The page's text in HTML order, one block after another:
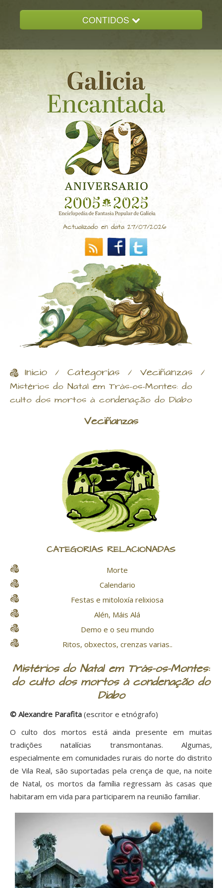
CONTIDOS
GALICIA ENCANTADA
DOCUMENTACION
NOVAS
CONTACTO
Actualizado en data 27/07/2026
Inicio / Categorías / Veciñanzas /
Mistérios do Natal em Trás-os-Montes: do
culto dos mortos à condenação do Diabo
Veciñanzas
CATEGORÍAS RELACIONADAS
Morte
Calendario
Festas e mitoloxía relixiosa
Alén, Máis Alá
Demo e o seu mundo
Ritos, obxectos, crenzas varias..
Mistérios do Natal em Trás-os-Montes:
do culto dos mortos à condenação do
Diabo
© Alexandre Parafita (escritor e etnógrafo)
O culto dos mortos está ainda presente em muitas
tradições natalícias transmontanas. Algumas,
especialmente em comunidades rurais do norte do distrito
de Vila Real, são suportadas pela crença de que, na noite
de Natal, os mortos da família regressam às casas que
habitaram em vida para participarem na reunião familiar.